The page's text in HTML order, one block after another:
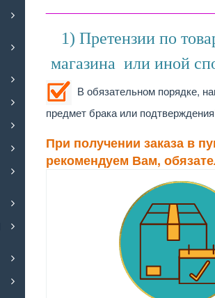
1) Претензии по
магазина или иной
В обязательном порядке,
предмет брака или
При получении заказа в
рекомендуем Вам,